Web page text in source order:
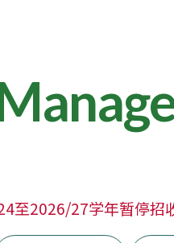
至2026/27学年暂停招